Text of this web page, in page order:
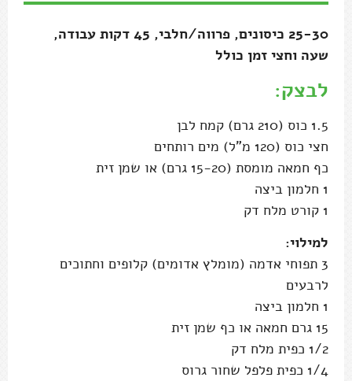
25-30 כיסונים, פרווה/חלבי, 45 דקות עבודה,
שעה וחצי זמן כולל
לבצק:
1.5 כוס (210 גרם) קמח לבן
חצי כוס (120 מ"ל) מים רותחים
כף חמאה מומסת (15-20 גרם) או שמן זית
1 חלמון ביצה
1 קורט מלח דק
למילוי:
3 תפוחי אדמה (מומלץ אדומים) קלופים וחתוכים
לרבעים
1 חלמון ביצה
15 גרם חמאה או כף שמן זית
1/2 כפית מלח דק
1/4 כפית פלפל שחור גרוס